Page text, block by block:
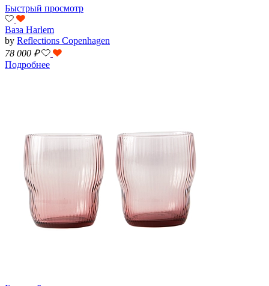
Быстрый просмотр
Ваза Harlem
by Reflections Copenhagen
78 000 ₽
Подробнее